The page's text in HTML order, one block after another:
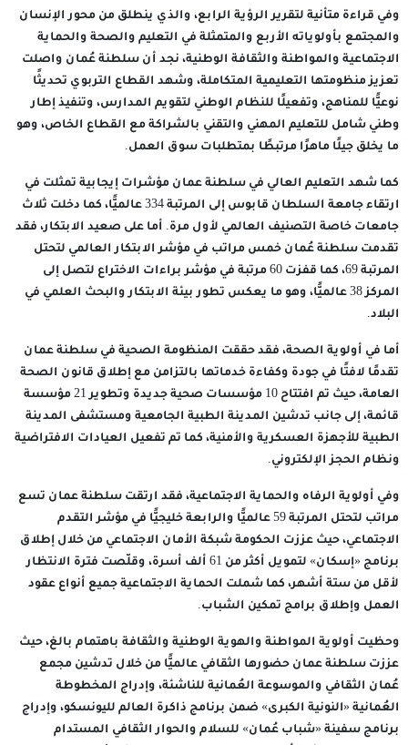
وفي قراءة متأنية لتقرير الرؤية الرابع، والذي ينطلق من محور الإنسان
والمجتمع بأولوياته الأربع والمتمثلة في التعليم والصحة والحماية
الاجتماعية والمواطنة والثقافة الوطنية، نجد أن سلطنة عُمان واصلت
تعزيز منظومتها التعليمية المتكاملة، وشهد القطاع التربوي تحديثًا
نوعيًّا للمناهج، وتفعيلًا للنظام الوطني لتقويم المدارس، وتنفيذ إطار
وطني شامل للتعليم المهني والتقني بالشراكة مع القطاع الخاص، وهو
ما يخلق جيلًا ماهرًا مرتبطًا بمتطلبات سوق العمل.
كما شهد التعليم العالي في سلطنة عمان مؤشرات إيجابية تمثلت في
ارتقاء جامعة السلطان قابوس إلى المرتبة 334 عالميًّا، كما دخلت ثلاث
جامعات خاصة التصنيف العالمي لأول مرة. أما على صعيد الابتكار، فقد
تقدمت سلطنة عُمان خمس مراتب في مؤشر الابتكار العالمي لتحتل
المرتبة 69، كما قفزت 60 مرتبة في مؤشر براءات الاختراع لتصل إلى
المركز 38 عالميًّا، وهو ما يعكس تطور بيئة الابتكار والبحث العلمي في
البلاد.
أما في أولوية الصحة، فقد حققت المنظومة الصحية في سلطنة عمان
تقدمًا لافتًا في جودة وكفاءة خدماتها بالتزامن مع إطلاق قانون الصحة
العامة، حيث تم افتتاح 10 مؤسسات صحية جديدة وتطوير 21 مؤسسة
قائمة، إلى جانب تدشين المدينة الطبية الجامعية ومستشفى المدينة
الطبية للأجهزة العسكرية والأمنية، كما تم تفعيل العيادات الافتراضية
ونظام الحجز الإلكتروني.
وفي أولوية الرفاه والحماية الاجتماعية، فقد ارتقت سلطنة عمان تسع
مراتب لتحتل المرتبة 59 عالميًّا والرابعة خليجيًّا في مؤشر التقدم
الاجتماعي، حيث عززت الحكومة شبكة الأمان الاجتماعي من خلال إطلاق
برنامج «إسكان» لتمويل أكثر من 61 ألف أسرة، وقلّصت فترة الانتظار
لأقل من ستة أشهر، كما شملت الحماية الاجتماعية جميع أنواع عقود
العمل وإطلاق برامج تمكين الشباب.
وحظيت أولوية المواطنة والهوية الوطنية والثقافة باهتمام بالغ، حيث
عززت سلطنة عمان حضورها الثقافي عالميًّا من خلال تدشين مجمع
عُمان الثقافي والموسوعة العُمانية للناشئة، وإدراج المخطوطة
العُمانية «النونية الكبرى» ضمن برنامج ذاكرة العالم لليونسكو، وإدراج
برنامج سفينة «شباب عُمان» للسلام والحوار الثقافي المستدام